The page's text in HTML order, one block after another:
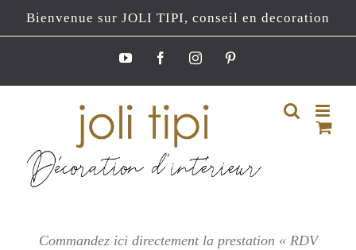
Passer
au
Bienvenue sur JOLI TIPI, conseil en decoration
YouTubeFacebookInstagramPinterest
Commandez ici directement la prestation « RDV